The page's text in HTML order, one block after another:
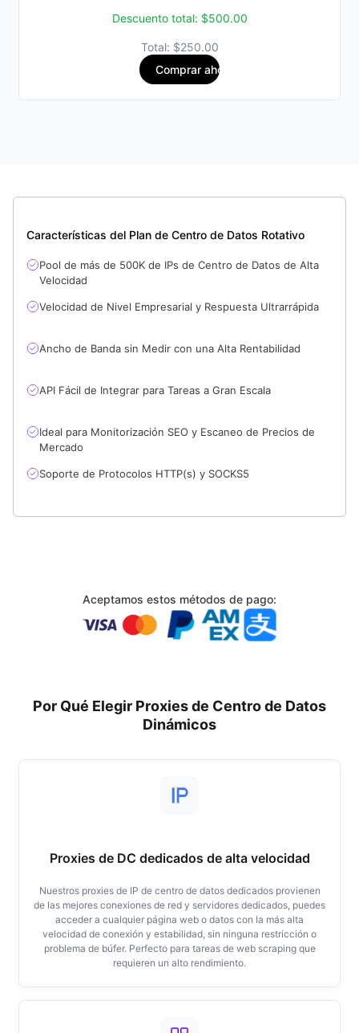
Descuento total: $500.00
Total: $250.00
Comprar ahora
Características del Plan de Centro de Datos Rotativo
Pool de más de 500K de IPs de Centro de Datos de Alta
Velocidad
Velocidad de Nivel Empresarial y Respuesta Ultrarrápida
Ancho de Banda sin Medir con una Alta Rentabilidad
API Fácil de Integrar para Tareas a Gran Escala
Ideal para Monitorización SEO y Escaneo de Precios de
Mercado
Soporte de Protocolos HTTP(s) y SOCKS5
Aceptamos estos métodos de pago:
Por Qué Elegir Proxies de Centro de Datos
Dinámicos
Proxies de DC dedicados de alta velocidad
Nuestros proxies de IP de centro de datos dedicados provienen
de las mejores conexiones de red y servidores dedicados, puedes
acceder a cualquier página web o datos con la más alta
velocidad de conexión y estabilidad, sin ninguna restricción o
problema de búfer. Perfecto para tareas de web scraping que
requieren un alto rendimiento.